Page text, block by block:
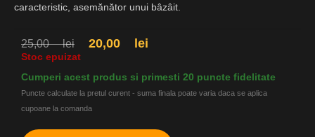
caracteristic, asemănător unui bâzâit.
25,00lei 20,00 lei
Stoc epuizat
Cumperi acest produs si primesti 20 puncte fidelitate
Puncte calculate la pretul curent - suma finala poate varia daca se aplica
cupoane la comanda